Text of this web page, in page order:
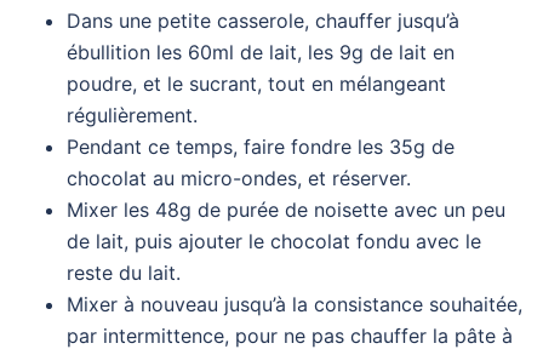
Dans une petite casserole, chauffer jusqu’à
ébullition les 60ml de lait, les 9g de lait en
poudre, et le sucrant, tout en mélangeant
régulièrement.
Pendant ce temps, faire fondre les 35g de
chocolat au micro-ondes, et réserver.
Mixer les 48g de purée de noisette avec un peu
de lait, puis ajouter le chocolat fondu avec le
reste du lait.
Mixer à nouveau jusqu’à la consistance souhaitée,
par intermittence, pour ne pas chauffer la pâte à